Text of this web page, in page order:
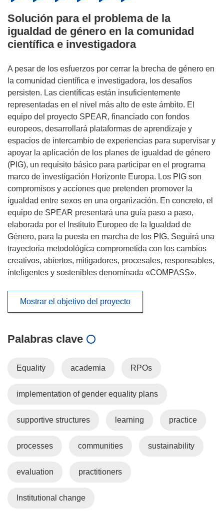
Solución para el problema de la
igualdad de género en la comunidad
científica e investigadora
A pesar de los esfuerzos por cerrar la brecha de género en
la comunidad científica e investigadora, los desafíos
persisten. Las científicas están insuficientemente
representadas en el nivel más alto de este ámbito. El
equipo del proyecto SPEAR, financiado con fondos
europeos, desarrollará plataformas de aprendizaje y
espacios de intercambio de experiencias para supervisar y
apoyar la aplicación de los planes de igualdad de género
(PIG), un requisito básico para participar en el programa
marco de investigación Horizonte Europa. Los PIG son
compromisos y acciones que pretenden promover la
igualdad entre sexos en una organización. En concreto, el
equipo de SPEAR presentará una guía paso a paso,
elaborada por el Instituto Europeo de la Igualdad de
Género, para la puesta en marcha de los PIG. Seguirá una
trayectoria metodológica comprometida con los cambios
creativos, abiertos, mitigadores, procesales, responsables,
inteligentes y sostenibles denominada «COMPASS».
Mostrar el objetivo del proyecto
Palabras clave
Equality academia RPOs
implementation of gender equality plans
supportive structures learning practice
processes communities sustainability
evaluation practitioners
Institutional change